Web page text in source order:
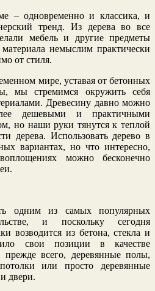
– одновременно и классика, и
тренд. Из дерева во все
мебель и другие предметы
немыслим практически
от стиля.
мире, уставая от бетонных
мы стремимся окружить себя
Древесину давно можно
дешевыми и практичными
но наши руки тянутся к теплой
дерева. Использовать дерево в
вариантах, но что интересно,
можно бесконечно
одним из самых популярных
и поскольку сегодня
возводится из бетона, стекла и
свои позиции в качестве
прежде всего, деревянные полы,
или просто деревянные
двери.